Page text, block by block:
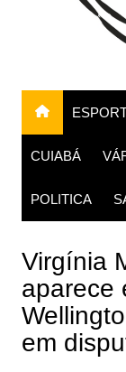
CUIABÁ
POLITICA
Virgínia
aparece
em